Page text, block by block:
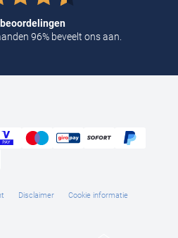
96% beveelt ons aan.
Disclaimer
Cookie informatie